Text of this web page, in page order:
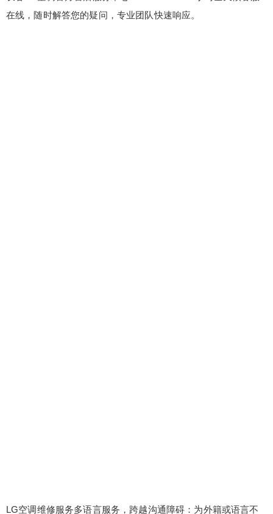
在线，随时解答您的疑问，专业团队快速响应。
LG空调维修服务多语言服务，跨越沟通障碍：为外籍或语言不